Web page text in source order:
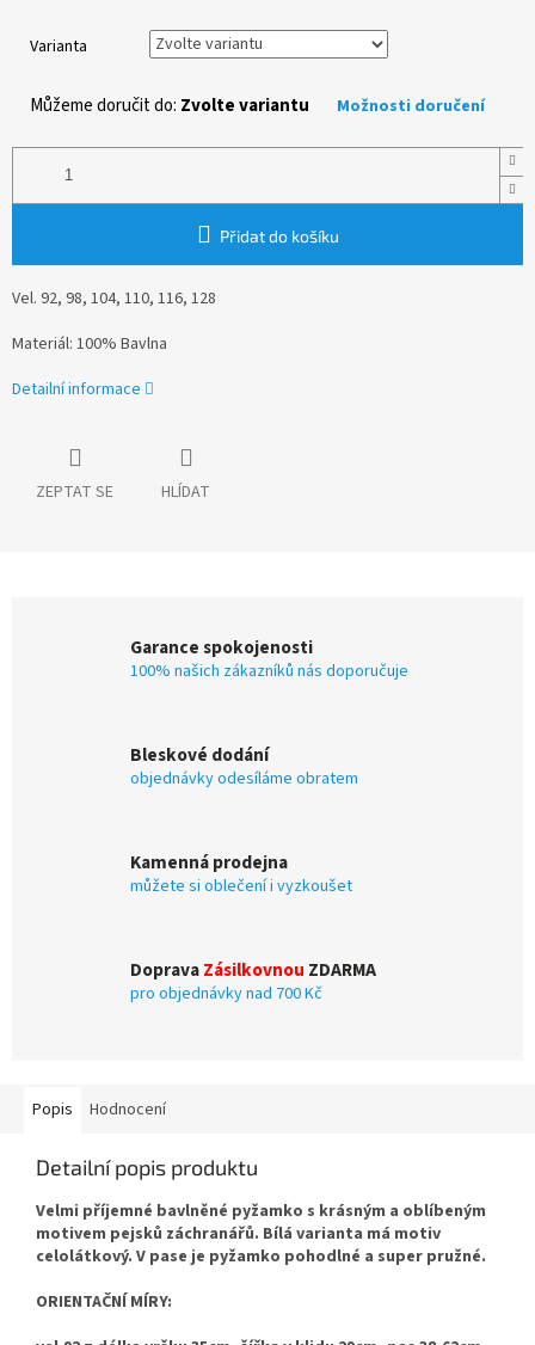
Varianta
Můžeme doručit do: Zvolte variantu Možnosti doručení
Přidat do košíku
Vel. 92, 98, 104, 110, 116, 128
Materiál: 100% Bavlna
Detailní informace
ZEPTAT SE HLÍDAT
Garance spokojenosti
100% našich zákazníků nás doporučuje
Bleskové dodání
objednávky odesíláme obratem
Kamenná prodejna
můžete si oblečení i vyzkoušet
DopravaZásilkovnou ZDARMA
pro objednávky nad 700 Kč
Popis Hodnocení
Detailní popis produktu
Velmi příjemné bavlněné pyžamko s krásným a oblíbeným
motivem pejsků záchranářů. Bílá varianta má motiv
celolátkový. V pase je pyžamko pohodlné a super pružné.
ORIENTAČNÍ MÍRY: